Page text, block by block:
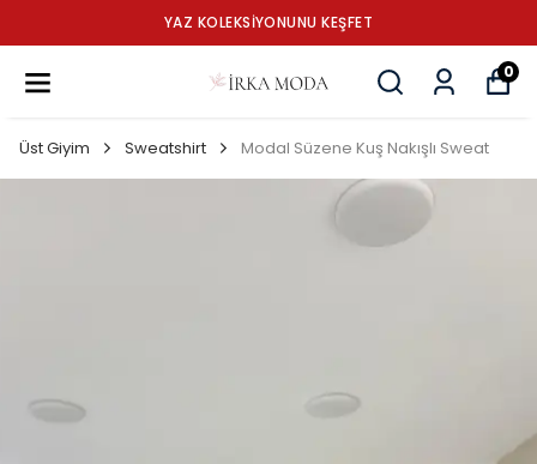
YAZ KOLEKSİYONUNU KEŞFET
0
Üst Giyim Sweatshirt Modal Süzene Kuş Nakışlı Sweat